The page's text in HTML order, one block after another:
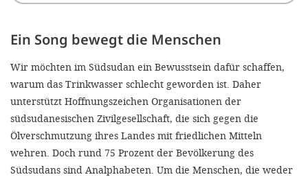
Ein Song bewegt die Menschen
Wir möchten im Südsudan ein Bewusstsein dafür schaffen,
warum das Trinkwasser schlecht geworden ist. Daher
unterstützt Hoffnungszeichen Organisationen der
südsudanesischen Zivilgesellschaft, die sich gegen die
Ölverschmutzung ihres Landes mit friedlichen Mitteln
wehren. Doch rund 75 Prozent der Bevölkerung des
Südsudans sind Analphabeten. Um die Menschen, die weder